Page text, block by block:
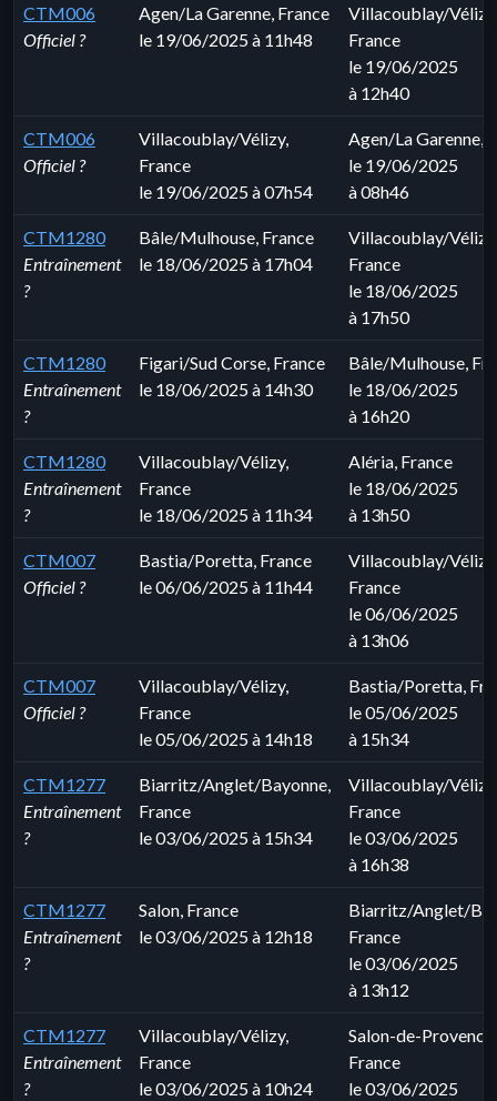
CTM006
Officiel ?
Agen/La Garenne, France
le 19/06/2025 à 11h48
Villacoublay/Vélizy,
France
le 19/06/2025
à 12h40
CTM006
Officiel ?
Villacoublay/Vélizy,
France
le 19/06/2025 à 07h54
Agen/La Garenne,
le 19/06/2025
à 08h46
CTM1280
Entraînement
?
Bâle/Mulhouse, France
le 18/06/2025 à 17h04
Villacoublay/Vélizy,
France
le 18/06/2025
à 17h50
CTM1280
Entraînement
?
Figari/Sud Corse, France
le 18/06/2025 à 14h30
Bâle/Mulhouse,
le 18/06/2025
à 16h20
CTM1280
Entraînement
?
Villacoublay/Vélizy,
France
le 18/06/2025 à 11h34
Aléria, France
le 18/06/2025
à 13h50
CTM007
Officiel ?
Bastia/Poretta, France
le 06/06/2025 à 11h44
Villacoublay/Vélizy,
France
le 06/06/2025
à 13h06
CTM007
Officiel ?
Villacoublay/Vélizy,
France
le 05/06/2025 à 14h18
Bastia/Poretta,
le 05/06/2025
à 15h34
CTM1277
Entraînement
?
Biarritz/Anglet/Bayonne,
France
le 03/06/2025 à 15h34
Villacoublay/Vélizy,
France
le 03/06/2025
à 16h38
CTM1277
Entraînement
?
Salon, France
le 03/06/2025 à 12h18
Biarritz/Anglet/
France
le 03/06/2025
à 13h12
CTM1277
Entraînement
?
Villacoublay/Vélizy,
France
le 03/06/2025 à 10h24
Salon-de-Provence,
France
le 03/06/2025